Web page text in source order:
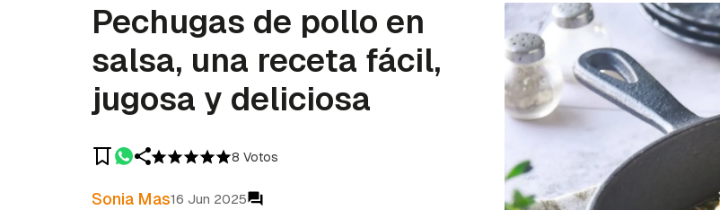
Pechugas de pollo en
salsa, una receta fácil,
jugosa y deliciosa
8 Votos
Sonia Mas16 Jun 2025